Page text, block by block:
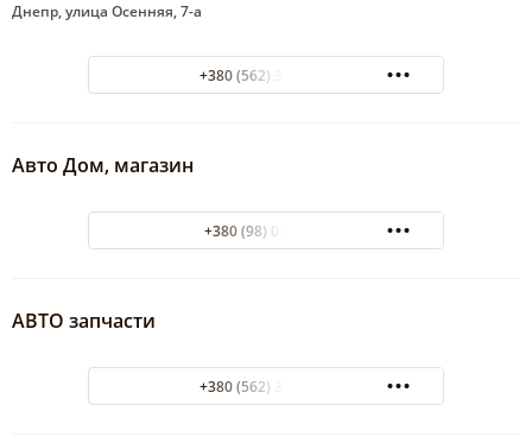
Днепр, улица Осенняя, 7-а
+380 (562) 35-57-57
Авто Дом, магазин
+380 (98) 0381592
АВТО запчасти
+380 (562) 35-10-10